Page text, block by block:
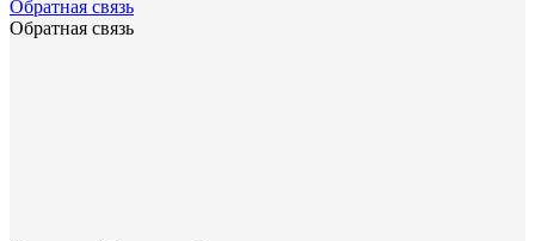
Обратная связь
Обратная связь